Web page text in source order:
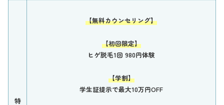
特
【無料カウンセリング】
【初回限定】
ヒゲ脱毛1回 980円体験
【学割】
学生証提示で最大10万円OFF